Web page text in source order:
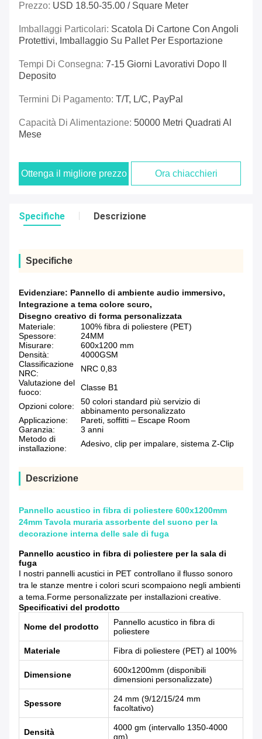
Prezzo: USD 18.50-35.00 / Square Meter
Imballaggi Particolari: Scatola Di Cartone Con Angoli
Protettivi, Imballaggio Su Pallet Per Esportazione
Tempi Di Consegna: 7-15 Giorni Lavorativi Dopo Il
Deposito
Termini Di Pagamento: T/T, L/C, PayPal
Capacità Di Alimentazione: 50000 Metri Quadrati Al
Mese
Ottenga il migliore prezzo Ora chiacchieri
Specifiche Descrizione
Specifiche
Evidenziare: Pannello di ambiente audio immersivo,
Integrazione a tema colore scuro,
Disegno creativo di forma personalizzata
Materiale:
100% fibra di poliestere (PET)
Spessore:
24MM
Misurare:
600x1200 mm
Densità:
4000GSM
Classificazione
NRC:
NRC 0,83
Valutazione del
fuoco:
Classe B1
Opzioni colore:
50 colori standard più servizio di
abbinamento personalizzato
Applicazione:
Pareti, soffitti – Escape Room
Garanzia:
3 anni
Metodo di
installazione:
Adesivo, clip per impalare, sistema Z-Clip
Descrizione
Pannello acustico in fibra di poliestere 600x1200mm
24mm Tavola muraria assorbente del suono per la
decorazione interna delle sale di fuga
Pannello acustico in fibra di poliestere per la sala di
fuga
I nostri pannelli acustici in PET controllano il flusso sonoro
tra le stanze mentre i colori scuri scompaiono negli ambienti
a tema.Forme personalizzate per installazioni creative.
Specificativi del prodotto
Nome del prodotto
Pannello acustico in fibra di
poliestere
Materiale Fibra di poliestere (PET) al 100%
Dimensione
600x1200mm (disponibili
dimensioni personalizzate)
Spessore
24 mm (9/12/15/24 mm
facoltativo)
Densità
4000 gm (intervallo 1350-4000
gm)